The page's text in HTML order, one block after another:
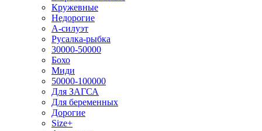
Кружевные
Недорогие
А-силуэт
Русалка-рыбка
30000-50000
Бохо
Миди
50000-100000
Для ЗАГСА
Для беременных
Дорогие
Size+